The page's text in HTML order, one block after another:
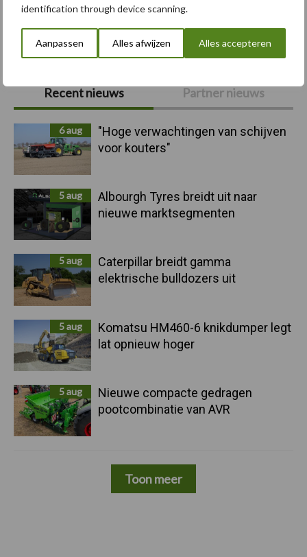
identification through device scanning.
Aanpassen Alles afwijzen Alles accepteren
Primaire
Sidebar
Recent nieuws Partner nieuws
6 aug
"Hoge verwachtingen van schijven
voor kouters"
5 aug
Albourgh Tyres breidt uit naar
nieuwe marktsegmenten
5 aug
Caterpillar breidt gamma
elektrische bulldozers uit
5 aug
Komatsu HM460-6 knikdumper legt
lat opnieuw hoger
5 aug
Nieuwe compacte gedragen
pootcombinatie van AVR
Toon meer
Toon meer